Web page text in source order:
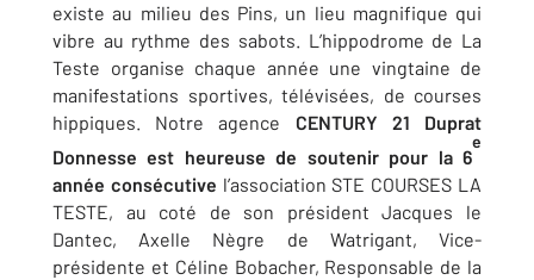
existe au milieu des Pins, un lieu magnifique qui
vibre au rythme des sabots. L’hippodrome de La
Teste organise chaque année une vingtaine de
manifestations sportives, télévisées, de courses
hippiques. Notre agence CENTURY 21 Duprat
Donnesse est heureuse de soutenir pour la 6
e
année consécutive l’association STE COURSES LA
TESTE, au coté de son président Jacques le
Dantec, Axelle Nègre de Watrigant, Vice-
présidente et Céline Bobacher, Responsable de la